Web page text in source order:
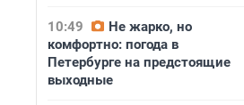
10:49
Не жарко, но
комфортно: погода в
Петербурге на предстоящие
выходные